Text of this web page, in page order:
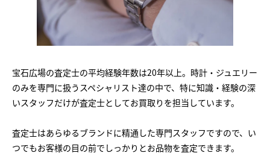
宝石広場の査定士の平均経験年数は20年以上。時計・ジュエリー
のみを専門に扱うスペシャリスト達の中で、特に知識・経験の深
いスタッフだけが査定士としてお買取りを担当しています。
査定士はあらゆるブランドに精通した専門スタッフですので、い
つでもお客様の目の前でしっかりとお品物を査定できます。